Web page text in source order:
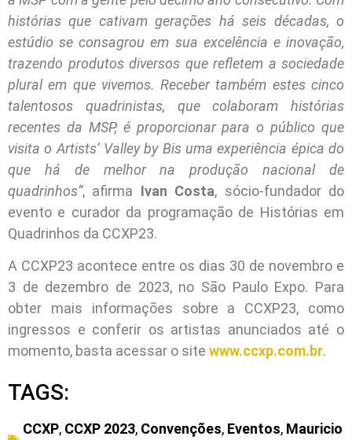
histórias que cativam gerações há seis décadas, o
estúdio se consagrou em sua excelência e inovação,
trazendo produtos diversos que refletem a sociedade
plural em que vivemos. Receber também estes cinco
talentosos quadrinistas, que colaboram histórias
recentes da MSP, é proporcionar para o público que
visita o Artists’ Valley by Bis uma experiência épica do
que há de melhor na produção nacional de
quadrinhos”, afirma Ivan Costa, sócio-fundador do
evento e curador da programação de Histórias em
Quadrinhos da CCXP23.
A CCXP23 acontece entre os dias 30 de novembro e
3 de dezembro de 2023, no São Paulo Expo. Para
obter mais informações sobre a CCXP23, como
ingressos e conferir os artistas anunciados até o
momento, basta acessar o site www.ccxp.com.br.
TAGS:
CCXP, CCXP 2023, Convenções, Eventos, Mauricio